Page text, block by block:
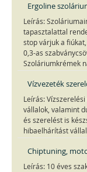
Ergoline
Leírás:
tapasztalattal
stop várjuk a
0,3-as
Szoláriumkrémek
Vízvezeték
Leírás:
vállalok, valamint
és szerelést is
hibaelhárítást
Chiptuning,
Leírás: 10 éves